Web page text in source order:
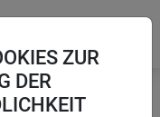
ZUR
DER